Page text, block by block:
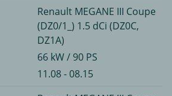
Renault MEGANE III Coupe
(DZ0/1_) 1.5 dCi (DZ0C,
DZ1A)
66 kW / 90 PS
11.08 - 08.15